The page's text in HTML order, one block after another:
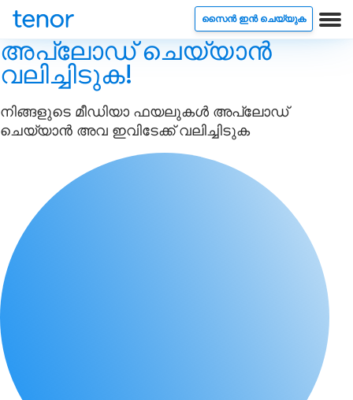
സൈൻ ഇൻ ചെയ്യുക
അപ്‌ലോഡ് ചെയ്യാൻ
വലിച്ചിടുക!
നിങ്ങളുടെ മീഡിയാ ഫയലുകൾ അപ്‌ലോഡ്
ചെയ്യാൻ അവ ഇവിടേക്ക് വലിച്ചിടുക